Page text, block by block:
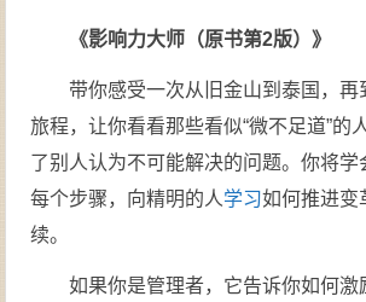
《影响力大师（原书第2版）》
带你感受一次从旧金山到泰国，再
旅程，让你看看那些看似“微不足道”的
了别人认为不可能解决的问题。你将学
每个步骤，向精明的人学习如何推进变
续。
如果你是管理者，它告诉你如何激